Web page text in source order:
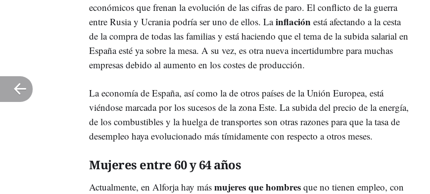
económicos que frenan la evolución de las cifras de paro. El conflicto de la guerra
entre Rusia y Ucrania podría ser uno de ellos. Lainflación está afectando a la cesta
de la compra de todas las familias y está haciendo que el tema de la subida salarial en
España esté ya sobre la mesa. A su vez, es otra nueva incertidumbre para muchas
empresas debido al aumento en los costes de producción.
La economía de España, así como la de otros países de la Unión Europea, está
viéndose marcada por los sucesos de la zona Este. La subida del precio de la energía,
de los combustibles y la huelga de transportes son otras razones para que la tasa de
desempleo haya evolucionado más tímidamente con respecto a otros meses.
Mujeres entre 60 y 64 años
Actualmente, en Alforja hay más mujeres que hombres que no tienen empleo, con